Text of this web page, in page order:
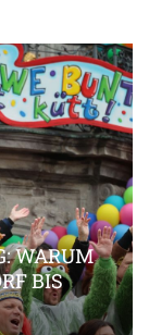
WARUM
BIS